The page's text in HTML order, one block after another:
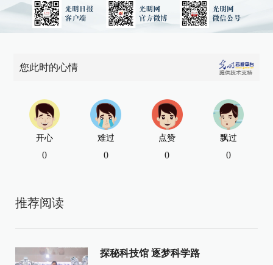
您此时的心情
开心
0
难过
0
点赞
0
飘过
0
推荐阅读
探秘科技馆 逐梦科学路